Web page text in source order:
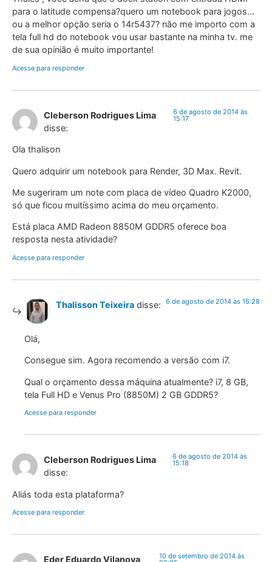
para o latitude compensa?quero um notebook para jogos…
ou a melhor opção seria o 14r5437? não me importo com a
tela full hd do notebook vou usar bastante na minha tv. me
de sua opinião é muito importante!
Acesse para responder
Cleberson Rodrigues Lima
disse:
6 de agosto de 2014 às
15:17
Ola thalison
Quero adquirir um notebook para Render, 3D Max. Revit.
Me sugeriram um note com placa de vídeo Quadro K2000,
só que ficou muitíssimo acima do meu orçamento.
Está placa AMD Radeon 8850M GDDR5 oferece boa
resposta nesta atividade?
Acesse para responder
Thalisson Teixeira disse: 6 de agosto de 2014 às 16:28
Olá,
Consegue sim. Agora recomendo a versão com i7.
Qual o orçamento dessa máquina atualmente? i7, 8 GB,
tela Full HD e Venus Pro (8850M) 2 GB GDDR5?
Acesse para responder
Cleberson Rodrigues Lima
disse:
6 de agosto de 2014 às
15:18
Aliás toda esta plataforma?
Acesse para responder
Eder Eduardo Vilanova 10 de setembro de 2014 às